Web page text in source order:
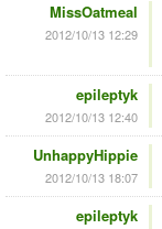
MissOatmeal
2012/10/13 12:29
epileptyk
2012/10/13 12:40
UnhappyHippie
2012/10/13 18:07
epileptyk